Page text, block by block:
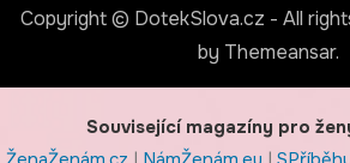
Copyright © DotekSlova.cz - All
by Themeansar.
Související magazíny pro